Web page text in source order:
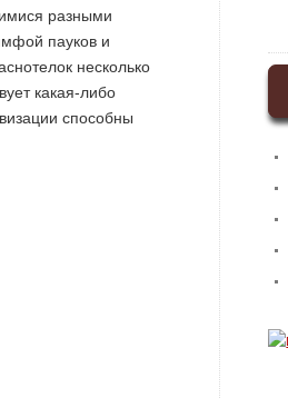
разными
пауков и
несколько
какая-либо
способны